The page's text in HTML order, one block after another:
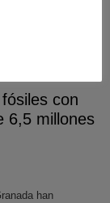
con
6,5 millones
han